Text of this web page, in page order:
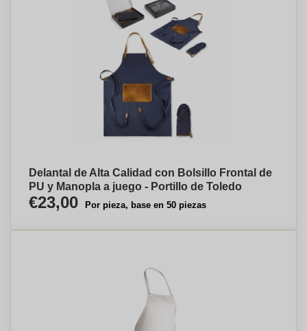
Delantal de Alta Calidad con Bolsillo Frontal de
PU y Manopla a juego - Portillo de Toledo
€23,00 Por pieza, base en 50 piezas